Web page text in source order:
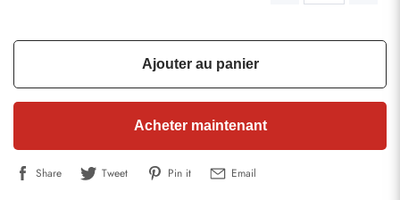
Ajouter au panier
Acheter maintenant
Share Tweet Pin it Email